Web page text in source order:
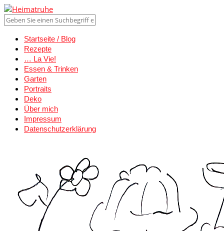
Startseite / Blog
Rezepte
… La Vie!
Essen & Trinken
Garten
Portraits
Deko
Über mich
Impressum
Datenschutzerklärung